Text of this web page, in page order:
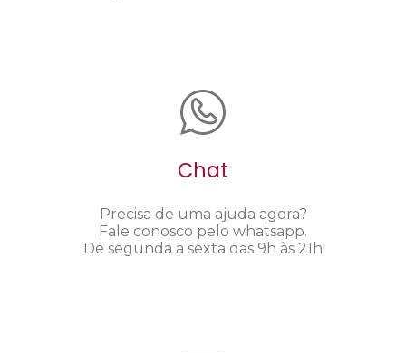
Chat
Precisa de uma ajuda agora?
Fale conosco pelo whatsapp.
De segunda a sexta das 9h às 21h